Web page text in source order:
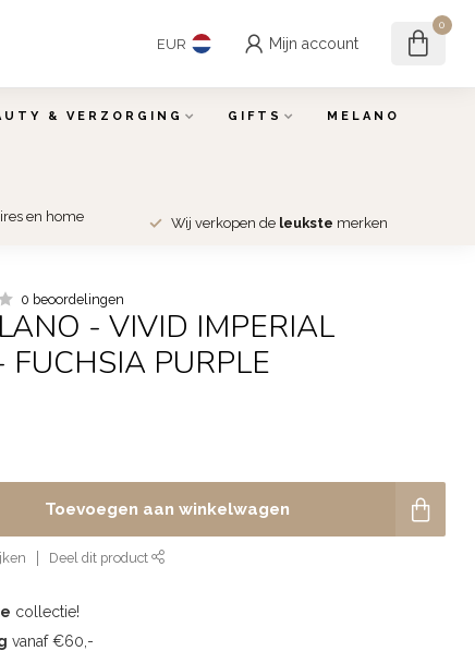
EUR Mijn account
0
& VERZORGING GIFTS MELANO
en home
Wij verkopen de leukste merken
0 beoordelingen
- VIVID IMPERIAL
FUCHSIA PURPLE
Toevoegen aan winkelwagen
Deel dit product
collectie!
vanaf €60,-